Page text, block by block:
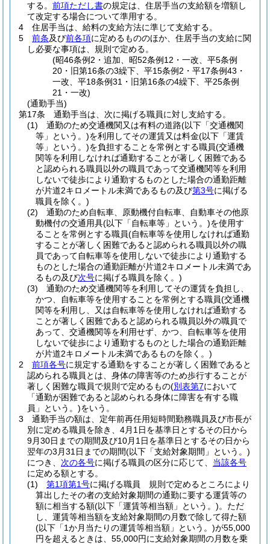
する。 前項ただし書の規定は、住居手当の支給額を増額し
て改定する場合について準用する。
4
住居手当は、給料の支給方法に準じて支給する。
5
前条及び前各項に定めるもののほか、住居手当の支給に関
し必要な事項は、規則で定める。
(昭46条例2・追加、昭52条例12・一改、平5条例
20・旧第16条の3繰下、平15条例2・平17条例43・
一改、平18条例31・旧第16条の4繰下、平25条例
21・一改)
(通勤手当)
第17条
通勤手当は、次に掲げる職員に対し支給する。
(1)
通勤のため交通機関又は有料の道路(以下「交通機関
等」という。)を利用してその運賃又は料金(以下「運賃
等」という。)を負担することを常例とする職員(交通機
関等を利用しなければ通勤することが著しく困難である
と認められる職員以外の職員であって交通機関等を利用
しないで徒歩により通勤するものとした場合の通勤距離
が片道2キロメートル未満であるもの及び第3号に掲げる
職員を除く。)
(2)
通勤のため自転車、原動機付自転車、自動車その他原
動機付の交通用具(以下「自転車等」という。)を使用す
ることを常例とする職員(自転車等を使用しなければ通勤
することが著しく困難であると認められる職員以外の職
員であって自転車等を使用しないで徒歩により通勤する
ものとした場合の通勤距離が片道2キロメートル未満であ
るもの及び次号に掲げる職員を除く。)
(3)
通勤のため交通機関等を利用してその運賃を負担し、
かつ、自転車等を使用することを常例とする職員(交通機
関等を利用し、又は自転車等を使用しなければ通勤する
ことが著しく困難であると認められる職員以外の職員で
あって、交通機関等を利用せず、かつ、自転車等を使用
しないで徒歩により通勤するものとした場合の通勤距離
が片道2キロメートル未満であるものを除く。)
2
前項各号に規定する通勤をすることが著しく困難であると
認められる職員とは、身体の障害等のため歩行することが
著しく困難な職員で規則で定めるもの(別表第7において
「通勤が困難であると認められる身体に障害を有する職
員」という。)をいう。
3
通勤手当の額は、定年前再任用短時間勤務職員及び市長が
別に定める職員を除き、4月1日を基準日とするその日から
9月30日までの期間及び10月1日を基準日とするその日から
翌年の3月31日までの期間(以下「支給対象期間」という。)
につき、 次の各号に掲げる職員の区分に応じて、 当該各号
に定める額とする。
(1)
第1項第1号に掲げる職員 規則で定めるところにより
算出したその者の支給対象期間の通勤に要する運賃等の
額に相当する額(以下「運賃等相当額」という。)。 ただ
し、運賃等相当額を支給対象期間の月数で除して得た額
(以下「1か月当たりの運賃等相当額」という。)が55,000
円を超えるときは、55,000円に支給対象期間の月数を乗